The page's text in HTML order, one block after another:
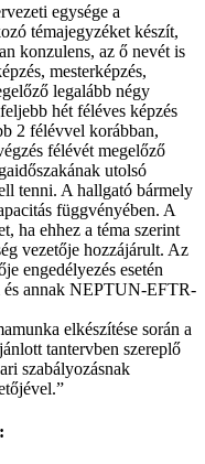
egysége a
témajegyzéket készít,
konzulens, az ő nevét is
mesterképzés,
legalább négy
hét féléves képzés
2 félévvel korábban,
félévét megelőző
utolsó
tenni. A hallgató bármely
függvényében. A
ha ehhez a téma szerint
vezetője hozzájárult. Az
engedélyezés esetén
és annak NEPTUN-EFTR-
elkészítése során a
tantervben szereplő
szabályozásnak